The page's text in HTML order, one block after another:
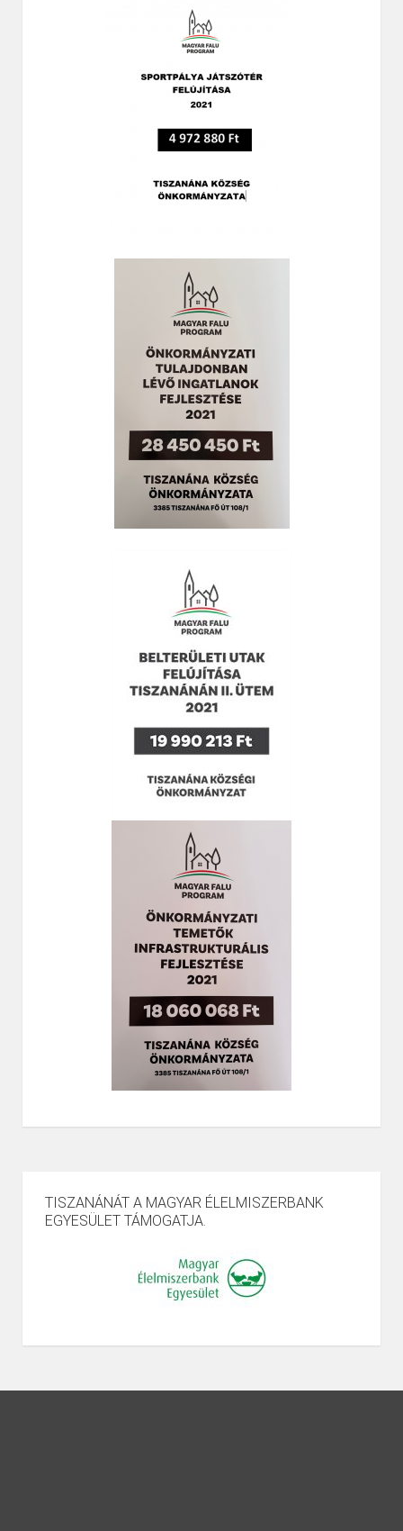
TISZANÁNÁT A MAGYAR ÉLELMISZERBANK
EGYESÜLET TÁMOGATJA.